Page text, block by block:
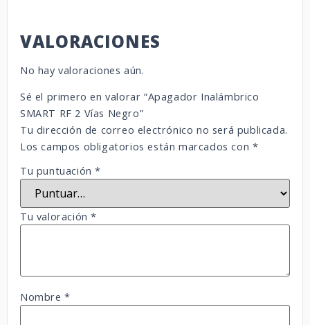
VALORACIONES
No hay valoraciones aún.
Sé el primero en valorar “Apagador Inalámbrico
SMART RF 2 Vías Negro”
Tu dirección de correo electrónico no será publicada.
Los campos obligatorios están marcados con *
Tu puntuación*
Tu valoración*
Nombre*